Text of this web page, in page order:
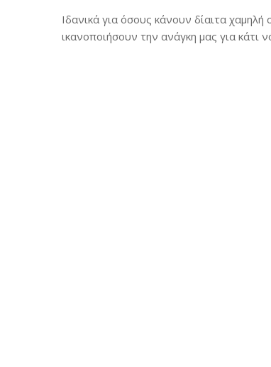
Ιδανικά για όσους κάνουν δίαιτα
ικανοποιήσουν την ανάγκη μας για κάτι